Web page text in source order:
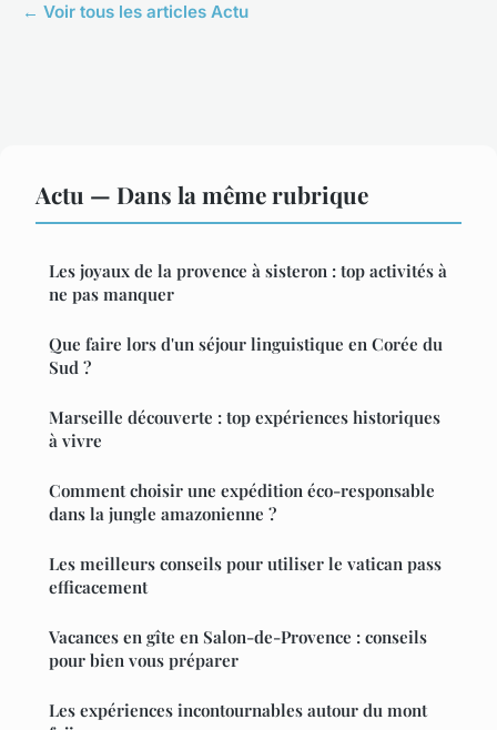
← Voir tous les articles Actu
Actu — Dans la même rubrique
Les joyaux de la provence à sisteron : top activités à
ne pas manquer
Que faire lors d'un séjour linguistique en Corée du
Sud ?
Marseille découverte : top expériences historiques
à vivre
Comment choisir une expédition éco-responsable
dans la jungle amazonienne ?
Les meilleurs conseils pour utiliser le vatican pass
efficacement
Vacances en gîte en Salon-de-Provence : conseils
pour bien vous préparer
Les expériences incontournables autour du mont